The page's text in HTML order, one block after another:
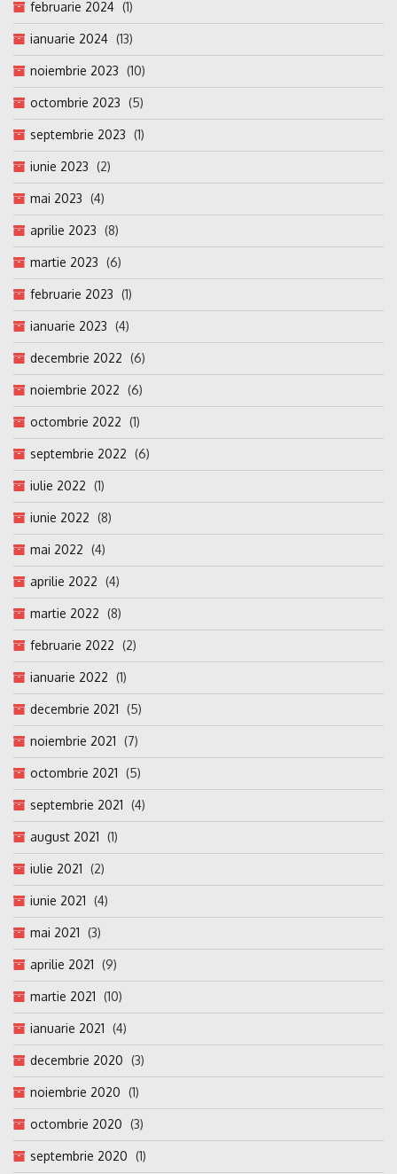
februarie 2024 (1)
ianuarie 2024 (13)
noiembrie 2023 (10)
octombrie 2023 (5)
septembrie 2023 (1)
iunie 2023 (2)
mai 2023 (4)
aprilie 2023 (8)
martie 2023 (6)
februarie 2023 (1)
ianuarie 2023 (4)
decembrie 2022 (6)
noiembrie 2022 (6)
octombrie 2022 (1)
septembrie 2022 (6)
iulie 2022 (1)
iunie 2022 (8)
mai 2022 (4)
aprilie 2022 (4)
martie 2022 (8)
februarie 2022 (2)
ianuarie 2022 (1)
decembrie 2021 (5)
noiembrie 2021 (7)
octombrie 2021 (5)
septembrie 2021 (4)
august 2021 (1)
iulie 2021 (2)
iunie 2021 (4)
mai 2021 (3)
aprilie 2021 (9)
martie 2021 (10)
ianuarie 2021 (4)
decembrie 2020 (3)
noiembrie 2020 (1)
octombrie 2020 (3)
septembrie 2020 (1)